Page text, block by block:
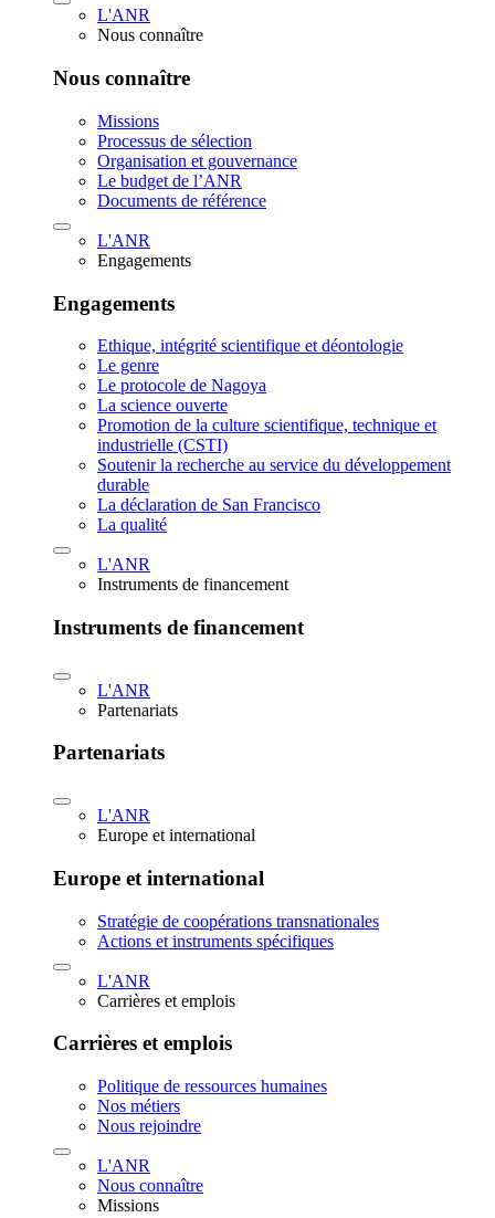
L'ANR
Nous connaître
Nous connaître
Missions
Processus de sélection
Organisation et gouvernance
Le budget de l’ANR
Documents de référence
L'ANR
Engagements
Engagements
Ethique, intégrité scientifique et déontologie
Le genre
Le protocole de Nagoya
La science ouverte
Promotion de la culture scientifique, technique et
industrielle (CSTI)
Soutenir la recherche au service du développement
durable
La déclaration de San Francisco
La qualité
L'ANR
Instruments de financement
Instruments de financement
L'ANR
Partenariats
Partenariats
L'ANR
Europe et international
Europe et international
Stratégie de coopérations transnationales
Actions et instruments spécifiques
L'ANR
Carrières et emplois
Carrières et emplois
Politique de ressources humaines
Nos métiers
Nous rejoindre
L'ANR
Nous connaître
Missions